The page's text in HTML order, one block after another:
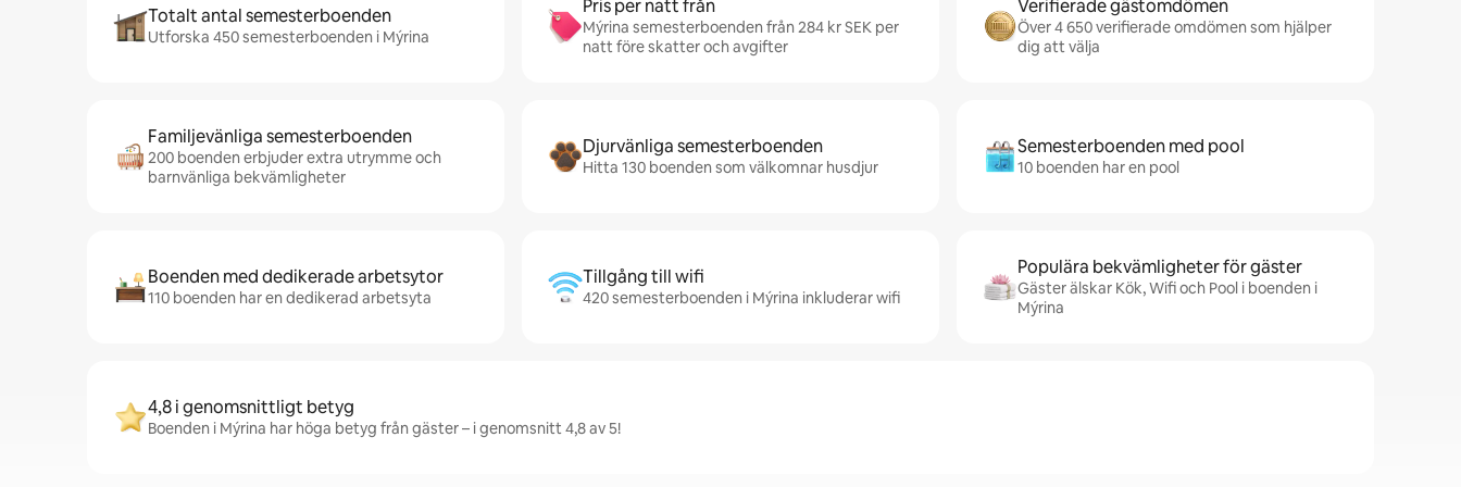
Totalt antal semesterboenden
Utforska 450 semesterboenden i Mýrina
Pris per natt från
Mýrina semesterboenden från 284 kr SEK per
natt före skatter och avgifter
Verifierade gästomdömen
Över 4 650 verifierade omdömen som hjälper
dig att välja
Familjevänliga semesterboenden
200 boenden erbjuder extra utrymme och
barnvänliga bekvämligheter
Djurvänliga semesterboenden
Hitta 130 boenden som välkomnar husdjur
Semesterboenden med pool
10 boenden har en pool
Boenden med dedikerade arbetsytor
110 boenden har en dedikerad arbetsyta
Tillgång till wifi
420 semesterboenden i Mýrina inkluderar wifi
Populära bekvämligheter för gäster
Gäster älskar Kök, Wifi och Pool i boenden i
Mýrina
4,8 i genomsnittligt betyg
Boenden i Mýrina har höga betyg från gäster – i genomsnitt 4,8 av 5!